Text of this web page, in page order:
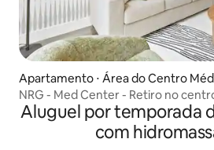
Apartamento ⋅ Área do Centro
NRG - Med Center - Retiro no
Aluguel por temporada
com